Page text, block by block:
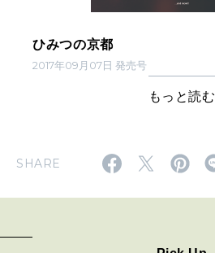
ひみつの京都
2017年09月07日 発売号
もっと読む
SHARE